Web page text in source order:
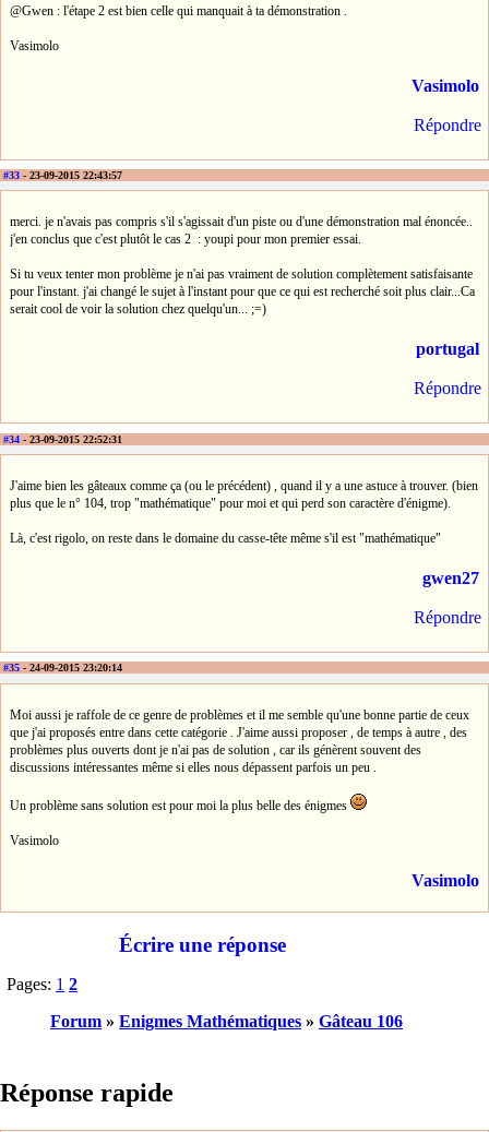
@Gwen : l'étape 2 est bien celle qui manquait à ta démonstration .
Vasimolo
Vasimolo
Répondre
#33 - 23-09-2015 22:43:57
merci. je n'avais pas compris s'il s'agissait d'un piste ou d'une démonstration mal énoncée..
j'en conclus que c'est plutôt le cas 2 : youpi pour mon premier essai.
Si tu veux tenter mon problème je n'ai pas vraiment de solution complètement satisfaisante
pour l'instant. j'ai changé le sujet à l'instant pour que ce qui est recherché soit plus clair...Ca
serait cool de voir la solution chez quelqu'un... ;=)
portugal
Répondre
#34 - 23-09-2015 22:52:31
J'aime bien les gâteaux comme ça (ou le précédent) , quand il y a une astuce à trouver. (bien
plus que le n° 104, trop "mathématique" pour moi et qui perd son caractère d'énigme).
Là, c'est rigolo, on reste dans le domaine du casse-tête même s'il est "mathématique"
gwen27
Répondre
#35 - 24-09-2015 23:20:14
Moi aussi je raffole de ce genre de problèmes et il me semble qu'une bonne partie de ceux
que j'ai proposés entre dans cette catégorie . J'aime aussi proposer , de temps à autre , des
problèmes plus ouverts dont je n'ai pas de solution , car ils génèrent souvent des
discussions intéressantes même si elles nous dépassent parfois un peu .
Un problème sans solution est pour moi la plus belle des énigmes
Vasimolo
Vasimolo
Écrire une réponse
Pages: 1 2
Forum » Enigmes Mathématiques » Gâteau 106
Réponse rapide